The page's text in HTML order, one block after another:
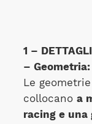
1 –
– Geometria:
Le
collocano a
racing e una